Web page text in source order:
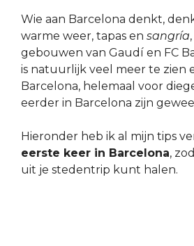
Wie aan Barcelona denkt,
warme weer, tapas en sangría
gebouwen van Gaudí en FC
is natuurlijk veel meer te zien
Barcelona, helemaal voor
eerder in Barcelona zijn
Hieronder heb ik al mijn tips
eerste keer in Barcelona,
uit je stedentrip kunt halen.